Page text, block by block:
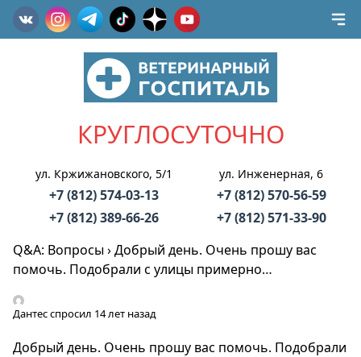
КРУГЛОСУТОЧНО
ул. Кржижановского, 5/1
+7 (812) 574-03-13
+7 (812) 389-66-26
ул. Инженерная, 6
+7 (812) 570-56-59
+7 (812) 571-33-90
Q&A: Вопросы›Добрый день. Очень прошу вас
помочь. Подобрали с улицы примерно…
Дантесспросил 14 лет назад
Добрый день. Очень прошу вас помочь. Подобрали